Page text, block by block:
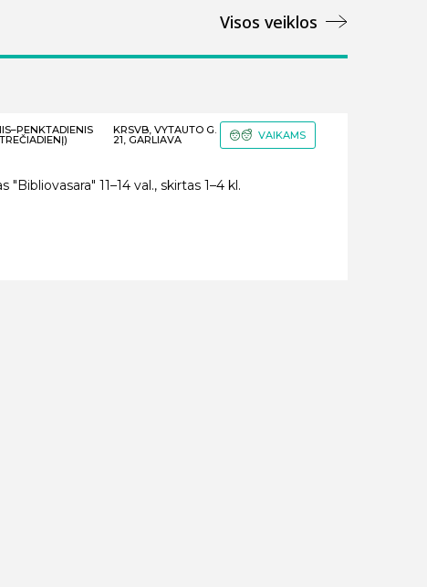
Visos veiklos
KRSVB, VYTAUTO G.
21, GARLIAVA VAIKAMS
11–14 val., skirtas 1–4 kl.